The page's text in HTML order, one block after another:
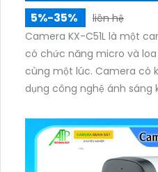
5%-35%
liên hệ
Camera KX-C51L là một
có chức năng micro và
cùng một lúc. Camera có
dụng công nghệ ánh sáng
sáng DWDR camera cung
cao cả vào ban đêm.